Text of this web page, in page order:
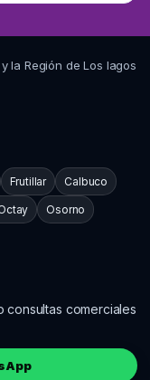
la Región de Los lagos
Frutillar Calbuco
Osorno
consultas comerciales